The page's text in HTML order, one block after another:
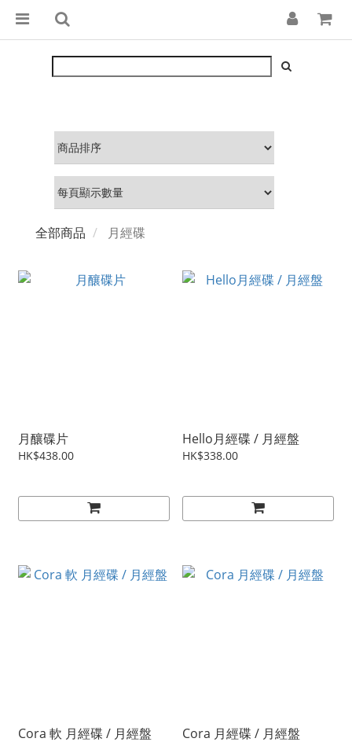
全部商品 月經碟
月釀碟片
HK$438.00
Hello月經碟 / 月經盤
HK$338.00
Cora 軟 月經碟 / 月經盤 Cora 月經碟 / 月經盤